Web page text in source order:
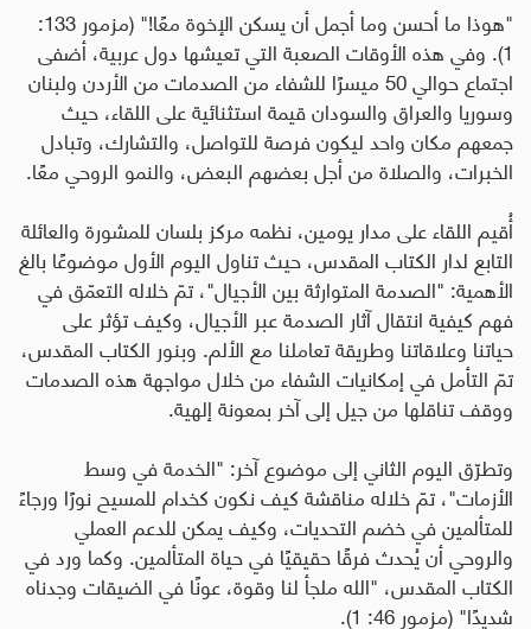
"هوذا ما أحسن وما أجمل أن يسكن الإخوة معًا!" (مزمور 133:
1). وفي هذه الأوقات الصعبة التي تعيشها دول عربية، أضفى
اجتماع حوالي 50 ميسرًا للشفاء من الصدمات من الأردن ولبنان
وسوريا والعراق والسودان قيمة استثنائية على اللقاء، حيث
جمعهم مكان واحد ليكون فرصة للتواصل، والتشارك، وتبادل
الخبرات، والصلاة من أجل بعضهم البعض، والنمو الروحي معًا.
أُقيم اللقاء على مدار يومين، نظمه مركز بلسان للمشورة والعائلة
التابع لدار الكتاب المقدس، حيث تناول اليوم الأول موضوعًا بالغ
الأهمية: "الصدمة المتوارثة بين الأجيال"، تمّ خلاله التعمّق في
فهم كيفية انتقال آثار الصدمة عبر الأجيال، وكيف تؤثر على
حياتنا وعلاقاتنا وطريقة تعاملنا مع الألم. وبنور الكتاب المقدس،
تمّ التأمل في إمكانيات الشفاء من خلال مواجهة هذه الصدمات
ووقف تناقلها من جيل إلى آخر بمعونة إلهية.
وتطرّق اليوم الثاني إلى موضوع آخر: "الخدمة في وسط
الأزمات"، تمّ خلاله مناقشة كيف نكون كخدام للمسيح نورًا ورجاءً
للمتألمين في خضم التحديات، وكيف يمكن للدعم العملي
والروحي أن يُحدث فرقًا حقيقيًا في حياة المتألمين. وكما ورد في
الكتاب المقدس، "الله ملجأ لنا وقوة، عونًا في الضيقات وجدناه
شديدًا" (مزمور 46: 1).